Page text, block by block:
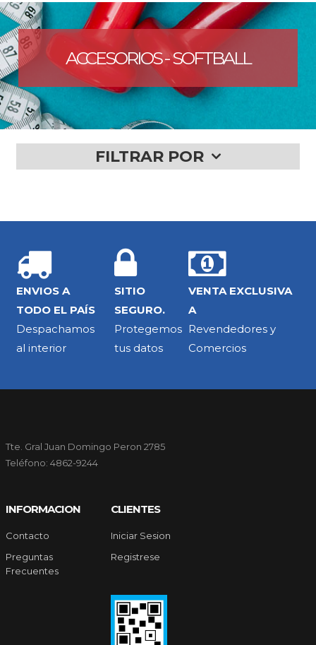
ACCESORIOS - SOFTBALL
FILTRAR POR
ENVIOS A
TODO EL PAÍS
Despachamos
al interior
SITIO
SEGURO.
Protegemos
tus datos
VENTA EXCLUSIVA
A
Revendedores y
Comercios
Tte. Gral Juan Domingo Peron 2785
Teléfono: 4862-9244
INFORMACION
Contacto
Preguntas
Frecuentes
CLIENTES
Iniciar Sesion
Registrese